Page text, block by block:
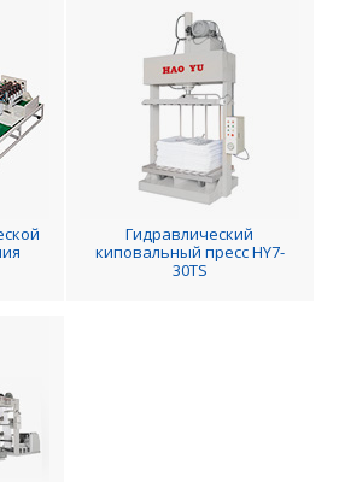
Гидравлический
киповальный пресс HY7-
30TS